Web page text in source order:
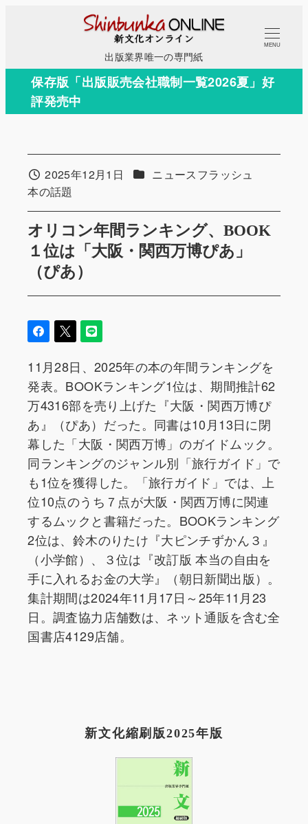
コ
テ
出版業界唯一の専門紙
MENU
保存版「出版販売会社職制一覧2026夏」好
評発売中
オリコン年間ランキング、BOOK
１位は「大阪・関西万博ぴあ」
（ぴあ）
投稿日2025年12月1日 カテゴリー
ニュースフラッシュ
カテゴリー
本の話題
11月28日、2025年の本の年間ランキングを
発表。BOOKランキング1位は、期間推計62
万4316部を売り上げた『大阪・関西万博ぴ
あ』（ぴあ）だった。同書は10月13日に閉
幕した「大阪・関西万博」のガイドムック。
同ランキングのジャンル別「旅行ガイド」で
も1位を獲得した。「旅行ガイド」では、上
位10点のうち７点が大阪・関西万博に関連
するムックと書籍だった。BOOKランキング
2位は、鈴木のりたけ『大ピンチずかん３』
（小学館）、３位は『改訂版 本当の自由を
手に入れるお金の大学』（朝日新聞出版）。
集計期間は2024年11月17日～25年11月23
日。調査協力店舗数は、ネット通販を含む全
国書店4129店舗。
新文化縮刷版2025年版